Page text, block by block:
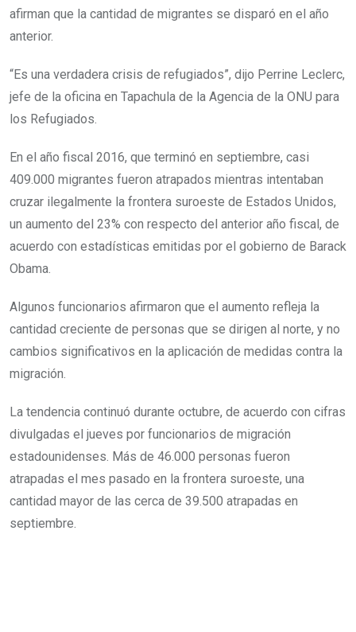
afirman que la cantidad de migrantes se disparó en el año
anterior.
“Es una verdadera crisis de refugiados”, dijo Perrine Leclerc,
jefe de la oficina en Tapachula de la Agencia de la ONU para
los Refugiados.
En el año fiscal 2016, que terminó en septiembre, casi
409.000 migrantes fueron atrapados mientras intentaban
cruzar ilegalmente la frontera suroeste de Estados Unidos,
un aumento del 23% con respecto del anterior año fiscal, de
acuerdo con estadísticas emitidas por el gobierno de Barack
Obama.
Algunos funcionarios afirmaron que el aumento refleja la
cantidad creciente de personas que se dirigen al norte, y no
cambios significativos en la aplicación de medidas contra la
migración.
La tendencia continuó durante octubre, de acuerdo con cifras
divulgadas el jueves por funcionarios de migración
estadounidenses. Más de 46.000 personas fueron
atrapadas el mes pasado en la frontera suroeste, una
cantidad mayor de las cerca de 39.500 atrapadas en
septiembre.